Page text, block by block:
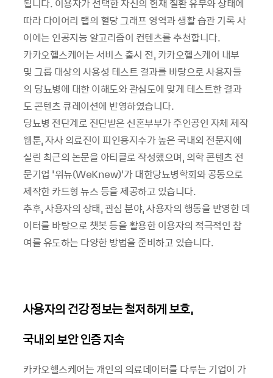
됩니다. 이용자가 선택한 자신의 현재 질환 유무와 상태에
따라 다이어리 탭의 혈당 그래프 영역과 생활 습관 기록 사
이에는 인공지능 알고리즘이 컨텐츠를 추천합니다.
카카오헬스케어는 서비스 출시 전, 카카오헬스케어 내부
및 그룹 대상의 사용성 테스트 결과를 바탕으로 사용자들
의 당뇨병에 대한 이해도와 관심도에 맞게 테스트한 결과
도 콘텐츠 큐레이션에 반영하였습니다.
당뇨병 전단계로 진단받은 신혼부부가 주인공인 자체 제작
웹툰, 자사 의료진이 피인용지수가 높은 국내외 전문지에
실린 최근의 논문을 아티클로 작성했으며, 의학 콘텐츠 전
문기업 ‘위뉴(WeKnew)’가 대한당뇨병학회와 공동으로
제작한 카드형 뉴스 등을 제공하고 있습니다.
추후, 사용자의 상태, 관심 분야, 사용자의 행동을 반영한 데
이터를 바탕으로 챗봇 등을 활용한 이용자의 적극적인 참
여를 유도하는 다양한 방법을 준비하고 있습니다.
사용자의 건강 정보는 철저하게 보호,
국내외 보안 인증 지속
카카오헬스케어는 개인의 의료데이터를 다루는 기업이 가